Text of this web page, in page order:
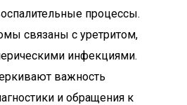
процессы.
связаны с уретритом,
инфекциями.
важность
и обращения к